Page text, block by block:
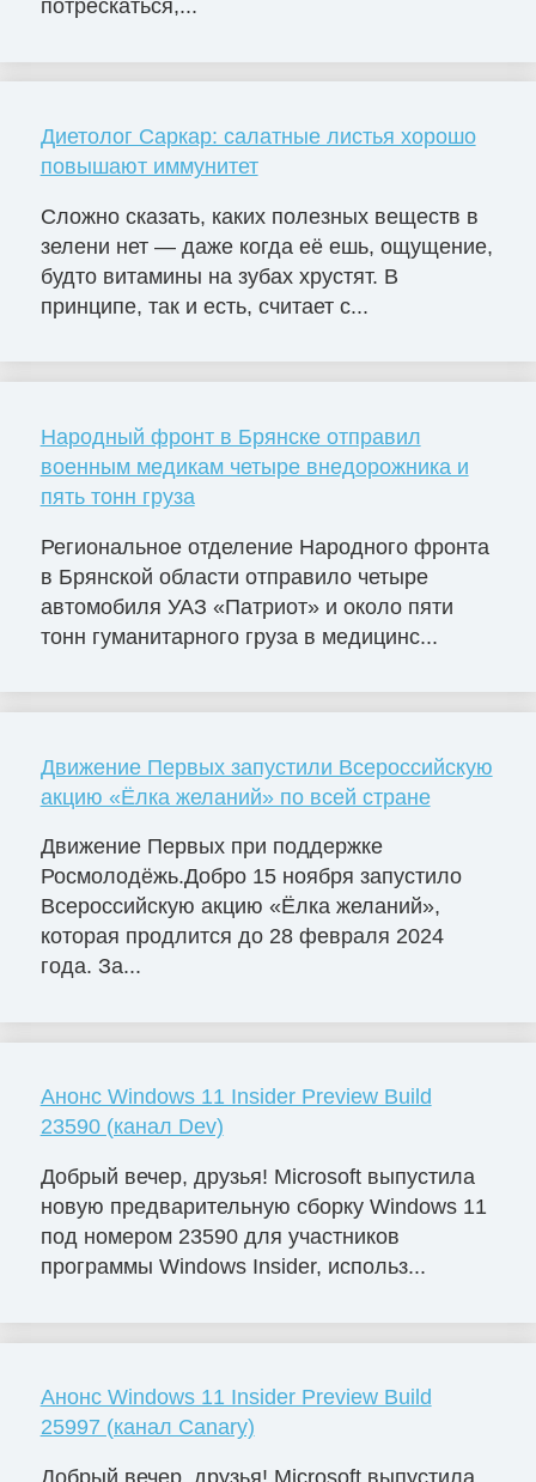
потрескаться,...
Диетолог Саркар: салатные листья хорошо
повышают иммунитет
Сложно сказать, каких полезных веществ в
зелени нет — даже когда её ешь, ощущение,
будто витамины на зубах хрустят. В
принципе, так и есть, считает с...
Народный фронт в Брянске отправил
военным медикам четыре внедорожника и
пять тонн груза
Региональное отделение Народного фронта
в Брянской области отправило четыре
автомобиля УАЗ «Патриот» и около пяти
тонн гуманитарного груза в медицинс...
Движение Первых запустили Всероссийскую
акцию «Ёлка желаний» по всей стране
Движение Первых при поддержке
Росмолодёжь.Добро 15 ноября запустило
Всероссийскую акцию «Ёлка желаний»,
которая продлится до 28 февраля 2024
года. За...
Анонс Windows 11 Insider Preview Build
23590 (канал Dev)
Добрый вечер, друзья! Microsoft выпустила
новую предварительную сборку Windows 11
под номером 23590 для участников
программы Windows Insider, использ...
Анонс Windows 11 Insider Preview Build
25997 (канал Canary)
Добрый вечер, друзья! Microsoft выпустила